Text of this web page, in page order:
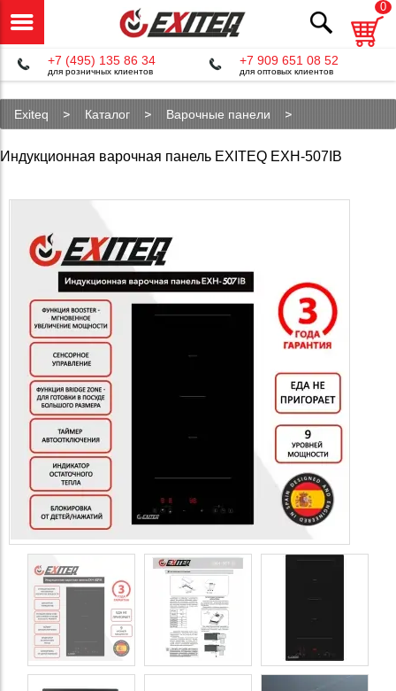
0
+7 (495) 135 86 34
для розничных клиентов
+7 909 651 08 52
для оптовых клиентов
Exiteq Каталог
Варочные панели
Индукционная варочная панель EXITEQ EXH-507IB